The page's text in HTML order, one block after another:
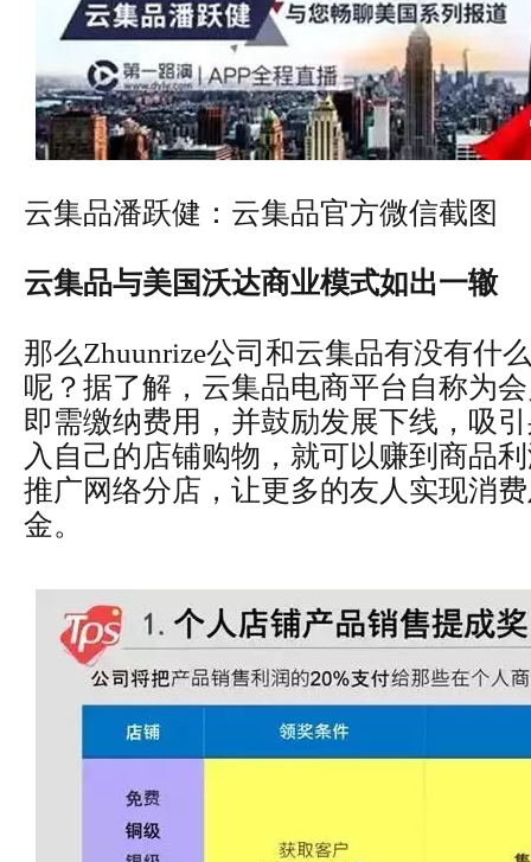
云集品潘跃健：云集品官方微信截图
云集品与美国沃达商业模式如出一辙
那么Zhuunrize公司和云集品有没有什
呢？据了解，云集品电商平台自称为
即需缴纳费用，并鼓励发展下线，吸
入自己的店铺购物，就可以赚到商品
推广网络分店，让更多的友人实现消
金。